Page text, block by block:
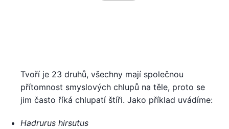
Tvoří je 23 druhů, všechny mají společnou
přítomnost smyslových chlupů na těle, proto se
jim často říká chlupatí štíři. Jako příklad uvádíme:
Hadrurus hirsutus